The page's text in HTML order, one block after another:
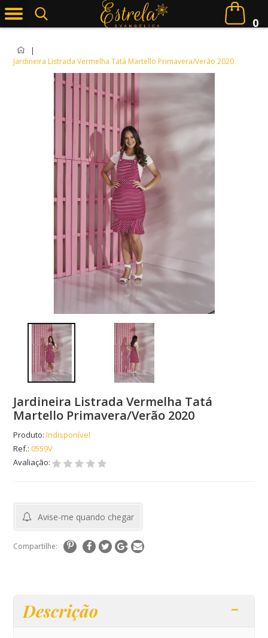
0
|
Jardineira Listrada Vermelha Tatá Martello Primavera/Verão 2020
Jardineira Listrada Vermelha Tatá
Martello Primavera/Verão 2020
Produto: Indisponível
Ref.:0559V
Avaliação:
Avise-me quando chegar
Compartilhe:
Descrição